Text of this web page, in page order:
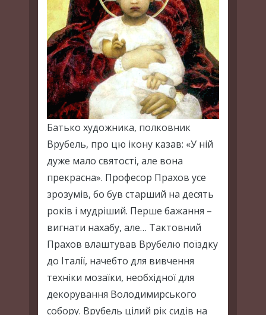
Батько художника, полковник
Врубель, про цю ікону казав: «У ній
дуже мало святості, але вона
прекрасна». Професор Прахов усе
зрозумів, бо був старший на десять
років і мудріший. Перше бажання –
вигнати нахабу, але… Тактовний
Прахов влаштував Врубелю поїздку
до Італії, начебто для вивчення
техніки мозаїки, необхідної для
декорування Володимирського
собору. Врубель цілий рік сидів на